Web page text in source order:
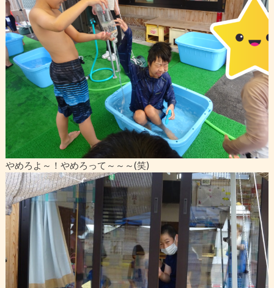
やめろよ～！やめろって～～～(笑)